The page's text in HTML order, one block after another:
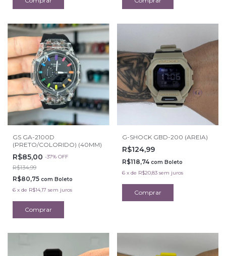
GS GA-2100D
(PRETO/COLORIDO) (40MM)
R$85,00 -37% OFF
R$134,99
R$80,75 com Boleto
6 x de R$14,17 sem juros
G-SHOCK GBD-200 (AREIA)
R$124,99
R$118,74 com Boleto
6 x de R$20,83 sem juros